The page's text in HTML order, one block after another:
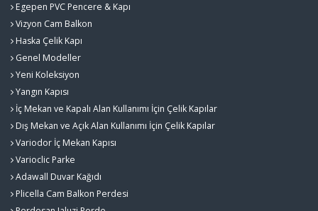
Egepen PVC Pencere & Kapı
Vizyon Cam Balkon
Haska Çelik Kapı
Genel Modeller
Yeni Koleksiyon
Yangın Kapısı
İç Mekan ve Kapalı Alan Kullanımı İçin Çelik Kapılar
Dış Mekan ve Açık Alan Kullanımı İçin Çelik Kapılar
Variodor İç Mekan Kapısı
Varioclic Parke
Adawall Duvar Kağıdı
Plicella Cam Balkon Perdesi